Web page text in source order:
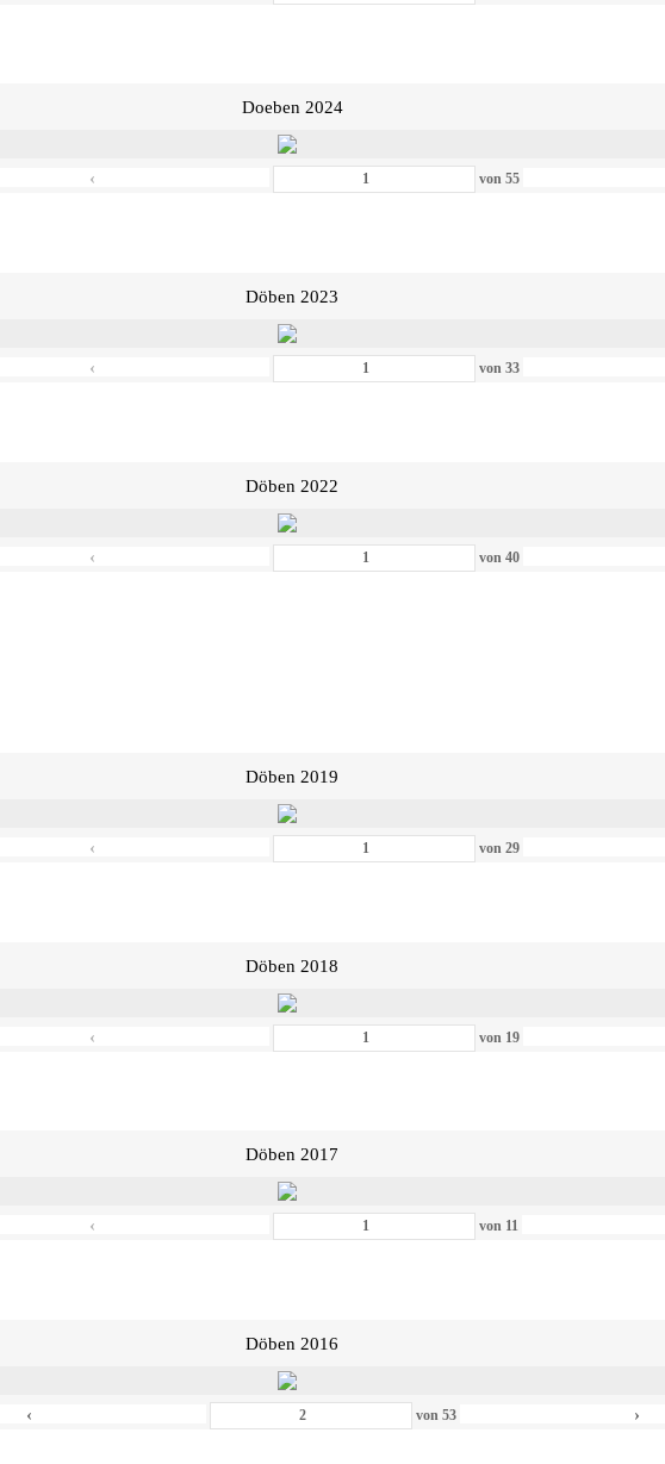
Doeben 2024
‹ von55
Döben 2023
‹ von33
Döben 2022
‹ von40
Döben 2019
‹ von29
Döben 2018
‹ von 19
Döben 2017
‹ von 11
Döben 2016
‹ von53 ›